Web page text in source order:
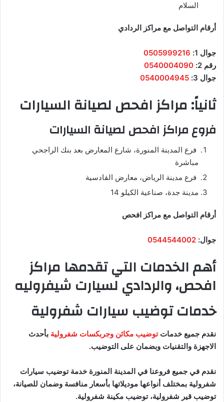
السلام
أرقام التواصل مع مراكز الردادي
جوال 1:
0505999216
رقم 2:
0540004090
جوال 3:
0540004945
ثانياً: مراكز افحص لصيانة السيارات
فروع مراكز افحص لصيانة السيارات
فرع المدينة المنورة، شارع المعارض بعد بنك الراجحي
مباشرة
فرع مدينة الرياض، معارض القادسية
مدينة جدة، صناعية الكيلو 14
أرقام التواصل مع مراكز افحص
جوال: 0544544002
أهم الخدمات التي تقدمها مراكز
افحص، والردادي لسيارت شيفروليه
خدمات توضيب سيارات شفرولية
نقدم جميع خدماتتوضيب مكائن وجربكسات شفرولية بأحدث
الاجهزة والتقنيات وبضمان على التوضيب.
نقدم في جميع فروعنا في المدينة المنورة خدمة توضيب سيارات
شفرولية بمختلف أنواعها موديلاتها بأسعار منافسة وضمان للصيانة،
توضيب قير شفرولية، توضيب مكينة شفرولية.